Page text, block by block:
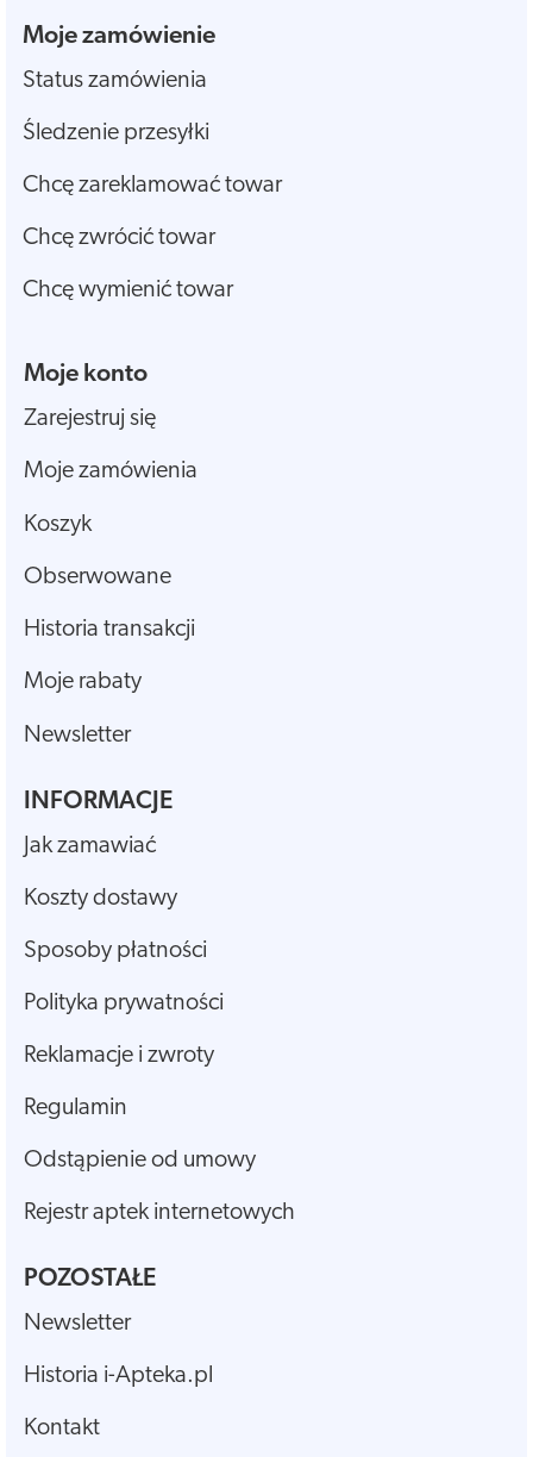
Moje zamówienie
Status zamówienia
Śledzenie przesyłki
Chcę zareklamować towar
Chcę zwrócić towar
Chcę wymienić towar
Moje konto
Zarejestruj się
Moje zamówienia
Koszyk
Obserwowane
Historia transakcji
Moje rabaty
Newsletter
INFORMACJE
Jak zamawiać
Koszty dostawy
Sposoby płatności
Polityka prywatności
Reklamacje i zwroty
Regulamin
Odstąpienie od umowy
Rejestr aptek internetowych
POZOSTAŁE
Newsletter
Historia i-Apteka.pl
Kontakt